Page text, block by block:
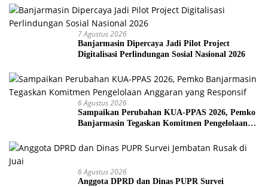
Titik Rawan Polusi
7 Agustus 2026
Banjarmasin Dipercaya Jadi Pilot Project
Digitalisasi Perlindungan Sosial Nasional 2026
6 Agustus 2026
Sampaikan Perubahan KUA-PPAS 2026, Pemko
Banjarmasin Tegaskan Komitmen Pengelolaan
6 Agustus 2026
Anggota DPRD dan Dinas PUPR Survei